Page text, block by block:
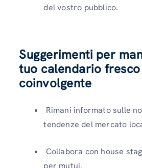
del vostro pubblico.
Suggerimenti per
tuo calendario
coinvolgente
Rimani informato sulle
tendenze del mercato
Collabora con house
per mutui.